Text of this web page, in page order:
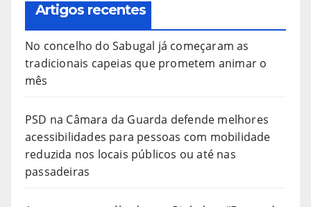
Artigos recentes
No concelho do Sabugal já começaram as
tradicionais capeias que prometem animar o
mês
PSD na Câmara da Guarda defende melhores
acessibilidades para pessoas com mobilidade
reduzida nos locais públicos ou até nas
passadeiras